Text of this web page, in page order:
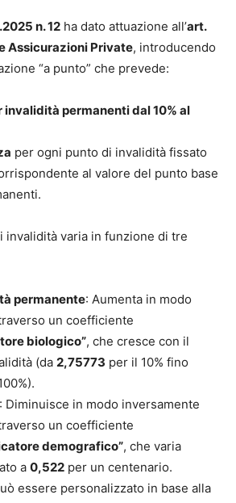
operanti in Italia.
franchising in Italia di studi di
alla tutela dei diritti dei danneggiati. Ha
esperienza come liquidatore
compagnia estera che gli ha permesso
esperienza nel settore. È autore
Francesco Carraro, di Salute S.P.A.
alle Assicurazioni. Dal 2003 dirige il
del danno (www.massimoquezel.it).
dell’associazione forense “La
Responsabilità”, composta da avvocati
responsabilità civile e del
in ambito giuridico e sulle tecniche
autore dei seguenti saggi: Gestire il
per vincere e I nove semi del
con Massimo Quezel, di Salute
alle Assicurazioni
n. 12 ha dato attuazione all’art.
Assicurazioni Private, introducendo
“a punto” che prevede:
invalidità permanenti dal 10% al
per ogni punto di invalidità fissato
al valore del punto base
invalidità varia in funzione di tre
permanente: Aumenta in modo
un coefficiente
biologico”, che cresce con il
(da 2,75773 per il 10% fino
: Diminuisce in modo inversamente
un coefficiente
demografico”, che varia
a 0,522 per un centenario.
essere personalizzato in base alla